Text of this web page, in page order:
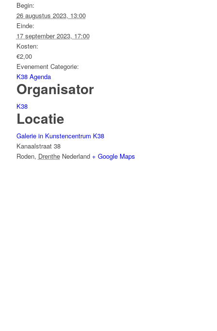
Begin:
26 augustus 2023, 13:00
Einde:
17 september 2023, 17:00
Kosten:
€2,00
Evenement Categorie:
K38 Agenda
Organisator
K38
Locatie
Galerie in Kunstencentrum K38
Kanaalstraat 38
Roden, Drenthe Nederland + Google Maps